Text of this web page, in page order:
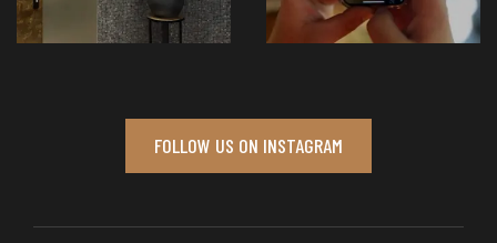
FOLLOW US ON INSTAGRAM